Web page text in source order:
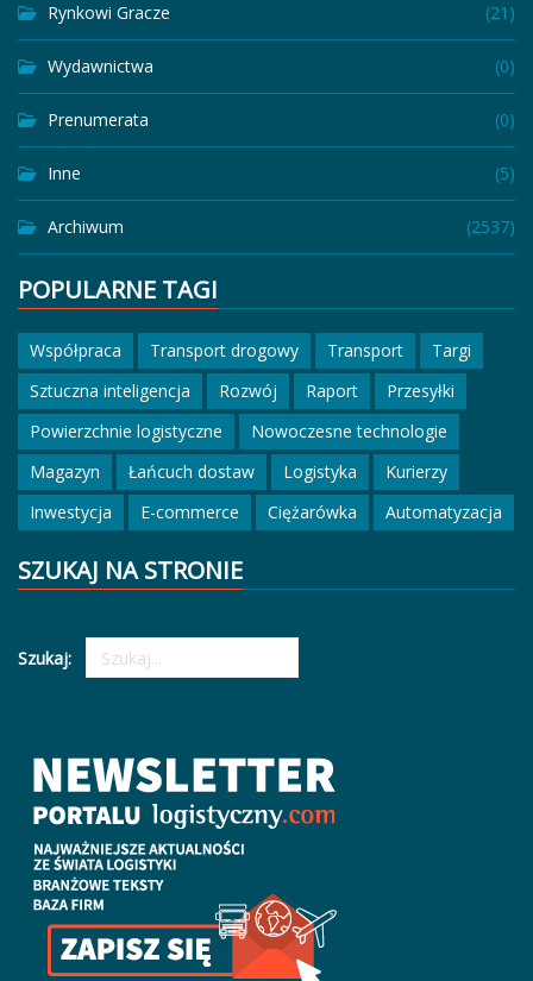
Rynkowi Gracze (21)
Wydawnictwa (0)
Prenumerata (0)
Inne (5)
Archiwum (2537)
POPULARNE TAGI
Współpraca Transport drogowy Transport
Targi
Sztuczna inteligencja
Rozwój Raport
Przesyłki
Powierzchnie logistyczne
Nowoczesne technologie
Magazyn
Łańcuch dostaw Logistyka
Kurierzy
Inwestycja
E-commerce Ciężarówka Automatyzacja
SZUKAJ NA STRONIE
Szukaj: